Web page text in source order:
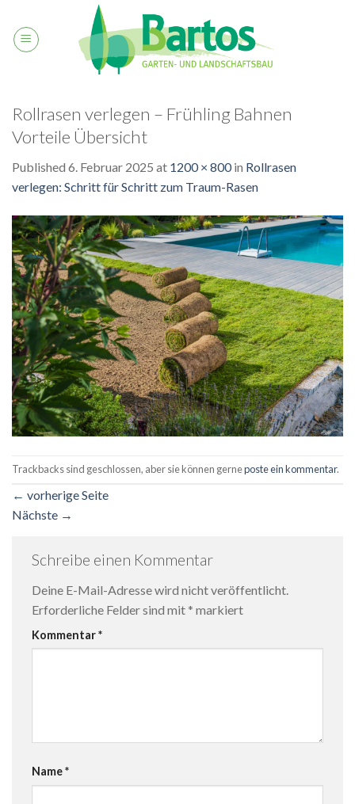
content
Rollrasen verlegen – Frühling Bahnen
Vorteile Übersicht
Published 6. Februar 2025 at 1200 × 800in Rollrasen
verlegen: Schritt für Schritt zum Traum-Rasen
Trackbacks sind geschlossen, aber sie können gerneposte ein kommentar.
← vorherige Seite
Nächste →
Schreibe einen Kommentar
Deine E-Mail-Adresse wird nicht veröffentlicht.
Erforderliche Felder sind mit * markiert
Kommentar*
Name*